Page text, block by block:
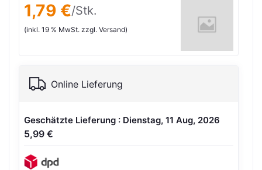
1,79 €/Stk.
(inkl. 19 % MwSt. zzgl. Versand)
Online Lieferung
Geschätzte Lieferung : Dienstag, 11 Aug, 2026
5,99 €